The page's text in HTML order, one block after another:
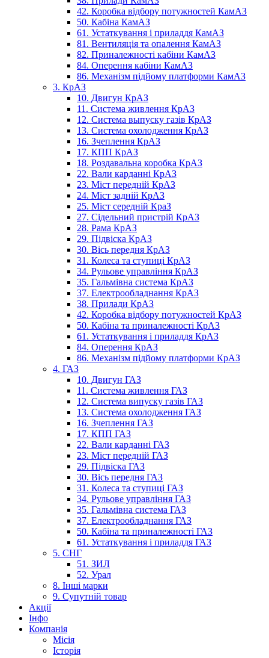
42. Коробка відбору потужностей КамАЗ
50. Кабіна КамАЗ
61. Устаткування і приладдя КамАЗ
81. Вентиляція та опалення КамАЗ
82. Приналежності кабіни КамАЗ
84. Оперення кабіни КамАЗ
86. Механізм підйому платформи КамАЗ
3. КрАЗ
10. Двигун КрАЗ
11. Система живлення КрАЗ
12. Система выпуску газів КрАЗ
13. Система охолодження КрАЗ
16. Зчеплення КрАЗ
17. КПП КрАЗ
18. Роздавальна коробка КрАЗ
22. Вали карданні КрАЗ
23. Міст передній КрАЗ
24. Міст задній КрАЗ
25. Міст середній КраЗ
27. Сідельний пристрій КрАЗ
28. Рама КрАЗ
29. Підвіска КрАЗ
30. Вісь передня КрАЗ
31. Колеса та ступиці КрАЗ
34. Рульове управління КрАЗ
35. Гальмівна система КрАЗ
37. Електрообладнання КрАЗ
38. Прилади КрАЗ
42. Коробка відбору потужностей КрАЗ
50. Кабіна та приналежності КрАЗ
61. Устаткування і приладдя КрАЗ
84. Оперення КрАЗ
86. Механізм підйому платформи КрАЗ
4. ГАЗ
10. Двигун ГАЗ
11. Система живлення ГАЗ
12. Система випуску газів ГАЗ
13. Система охолодження ГАЗ
16. Зчеплення ГАЗ
17. КПП ГАЗ
22. Вали карданні ГАЗ
23. Міст передній ГАЗ
29. Підвіска ГАЗ
30. Вісь передня ГАЗ
31. Колеса та ступиці ГАЗ
34. Рульове управління ГАЗ
35. Гальмівна система ГАЗ
37. Електрообладнання ГАЗ
50. Кабіна та приналежності ГАЗ
61. Устаткування і приладдя ГАЗ
5. СНГ
51. ЗИЛ
52. Урал
8. Інші марки
9. Супутній товар
Акції
Інфо
Компанія
Місія
Історія